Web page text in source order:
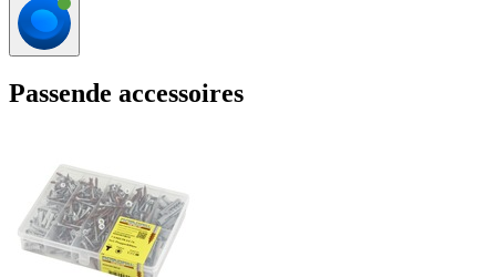
Passende accessoires